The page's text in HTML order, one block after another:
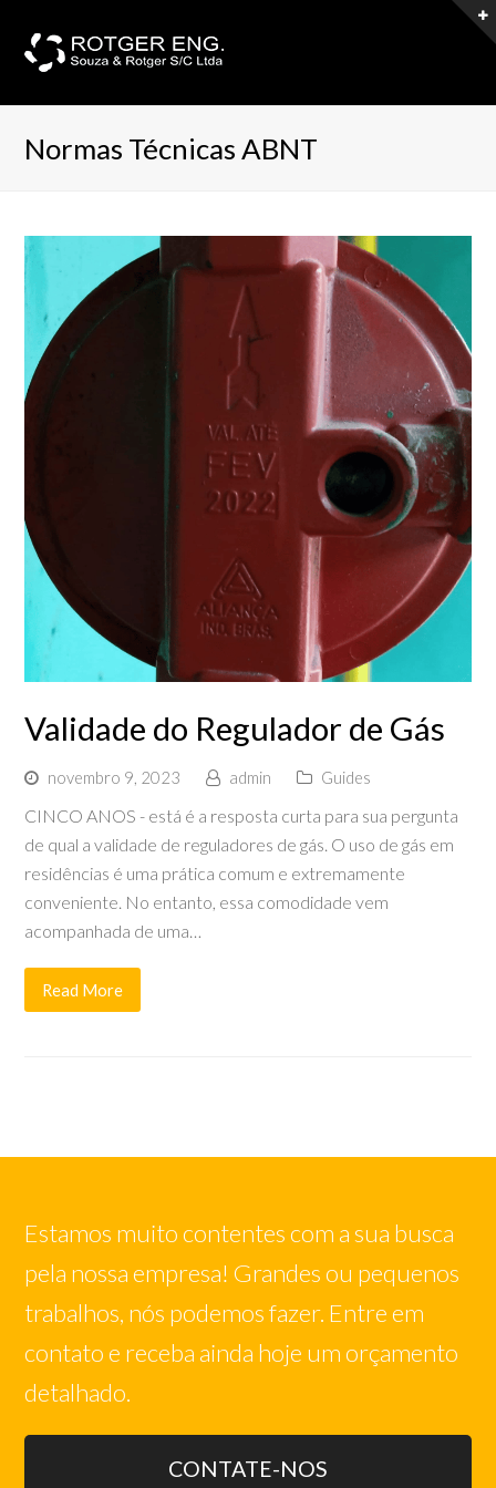
Normas Técnicas ABNT
Validade do Regulador de Gás
novembro 9, 2023 admin Guides
CINCO ANOS - está é a resposta curta para sua pergunta
de qual a validade de reguladores de gás. O uso de gás em
residências é uma prática comum e extremamente
conveniente. No entanto, essa comodidade vem
acompanhada de uma…
Read More
Estamos muito contentes com a sua busca
pela nossa empresa! Grandes ou pequenos
trabalhos, nós podemos fazer. Entre em
contato e receba ainda hoje um orçamento
detalhado.
CONTATE-NOS